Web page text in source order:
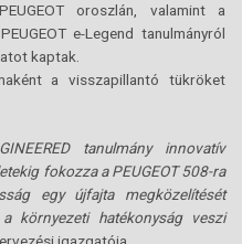
oroszlán, valamint a
e-Legend tanulmányról
kaptak.
a visszapillantó tükröket
tanulmány innovatív
fokozza a PEUGEOT 508-ra
egy újfajta megközelítését
környezeti hatékonyság veszi